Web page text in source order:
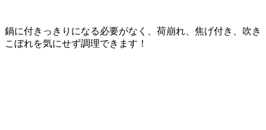
鍋に付きっきりになる必要がなく、荷崩れ、焦げ付き、吹き
こぼれを気にせず調理できます！